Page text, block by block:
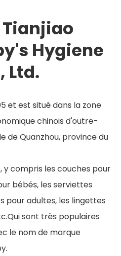
Hygiene
Ltd.
et est situé dans la zone
chinois d'outre-
de Quanzhou, province du
y compris les couches pour
bébés, les serviettes
pour adultes, les lingettes
sont très populaires
le nom de marque